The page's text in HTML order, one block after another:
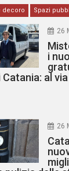
decoro Spazi
26
i
al
26